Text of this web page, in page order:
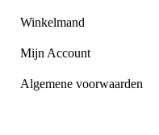
Winkelmand
Mijn Account
Algemene voorwaarden